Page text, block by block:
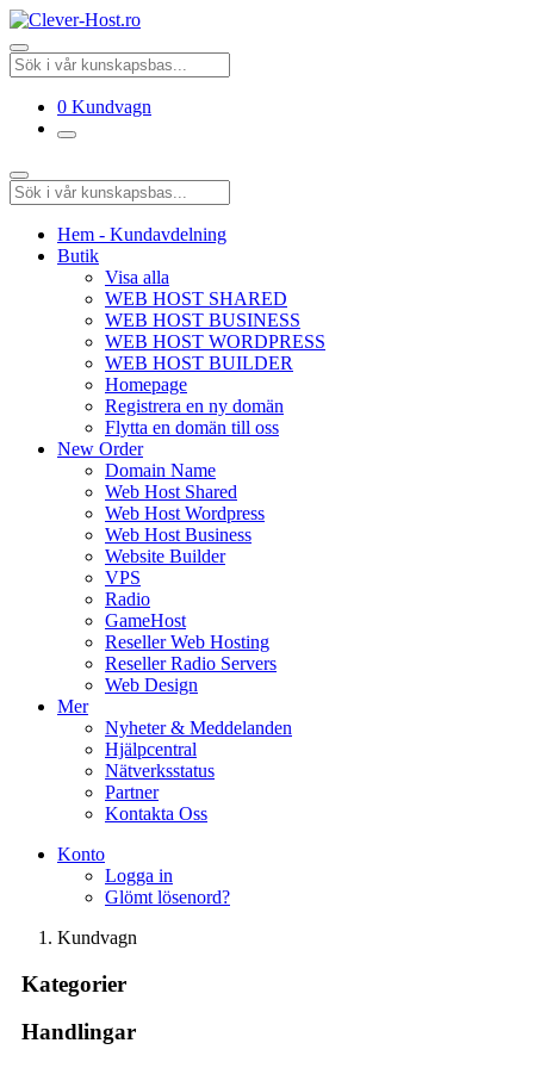
0 Kundvagn
Hem - Kundavdelning
Butik
Visa alla
WEB HOST SHARED
WEB HOST BUSINESS
WEB HOST WORDPRESS
WEB HOST BUILDER
Homepage
Registrera en ny domän
Flytta en domän till oss
New Order
Domain Name
Web Host Shared
Web Host Wordpress
Web Host Business
Website Builder
VPS
Radio
GameHost
Reseller Web Hosting
Reseller Radio Servers
Web Design
Mer
Nyheter & Meddelanden
Hjälpcentral
Nätverksstatus
Partner
Kontakta Oss
Konto
Logga in
Glömt lösenord?
Kundvagn
Kategorier
Handlingar